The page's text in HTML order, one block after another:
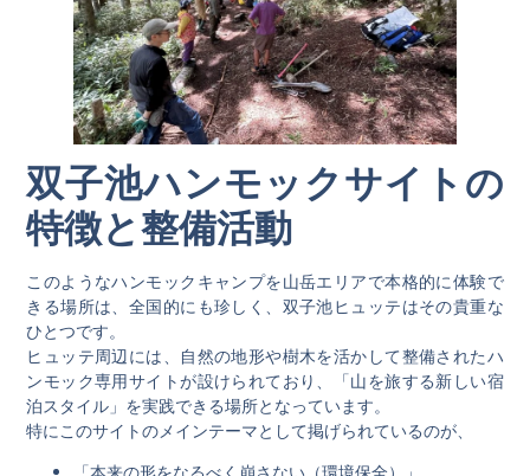
双子池ハンモックサイトの
特徴と整備活動
このようなハンモックキャンプを山岳エリアで本格的に体験で
きる場所は、全国的にも珍しく、双子池ヒュッテはその貴重な
ひとつです。
ヒュッテ周辺には、自然の地形や樹木を活かして整備されたハ
ンモック専用サイトが設けられており、「山を旅する新しい宿
泊スタイル」を実践できる場所となっています。
特にこのサイトのメインテーマとして掲げられているのが、